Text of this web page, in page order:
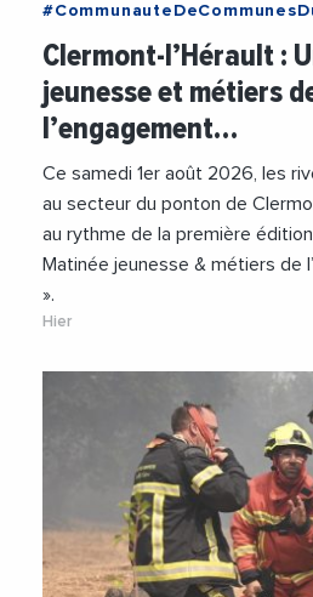
#Economie
#Formation
#MairieClermontHerault
#Pompiers
#Videos
Clermont-l’Hérault :
jeunesse et métiers
l’engagement…
Ce samedi 1er août 2026, les
au secteur du ponton de
au rythme de la première
Matinée jeunesse & métiers de
».
Hier